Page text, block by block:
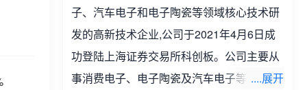
子、汽车电子和电子陶瓷等领域核心技术研
发的高新技术企业,公司于2021年4月6日成
功登陆上海证券交易所科创板。公司主要从
事消费电子、电子陶瓷及汽车电子等领域产
....展开